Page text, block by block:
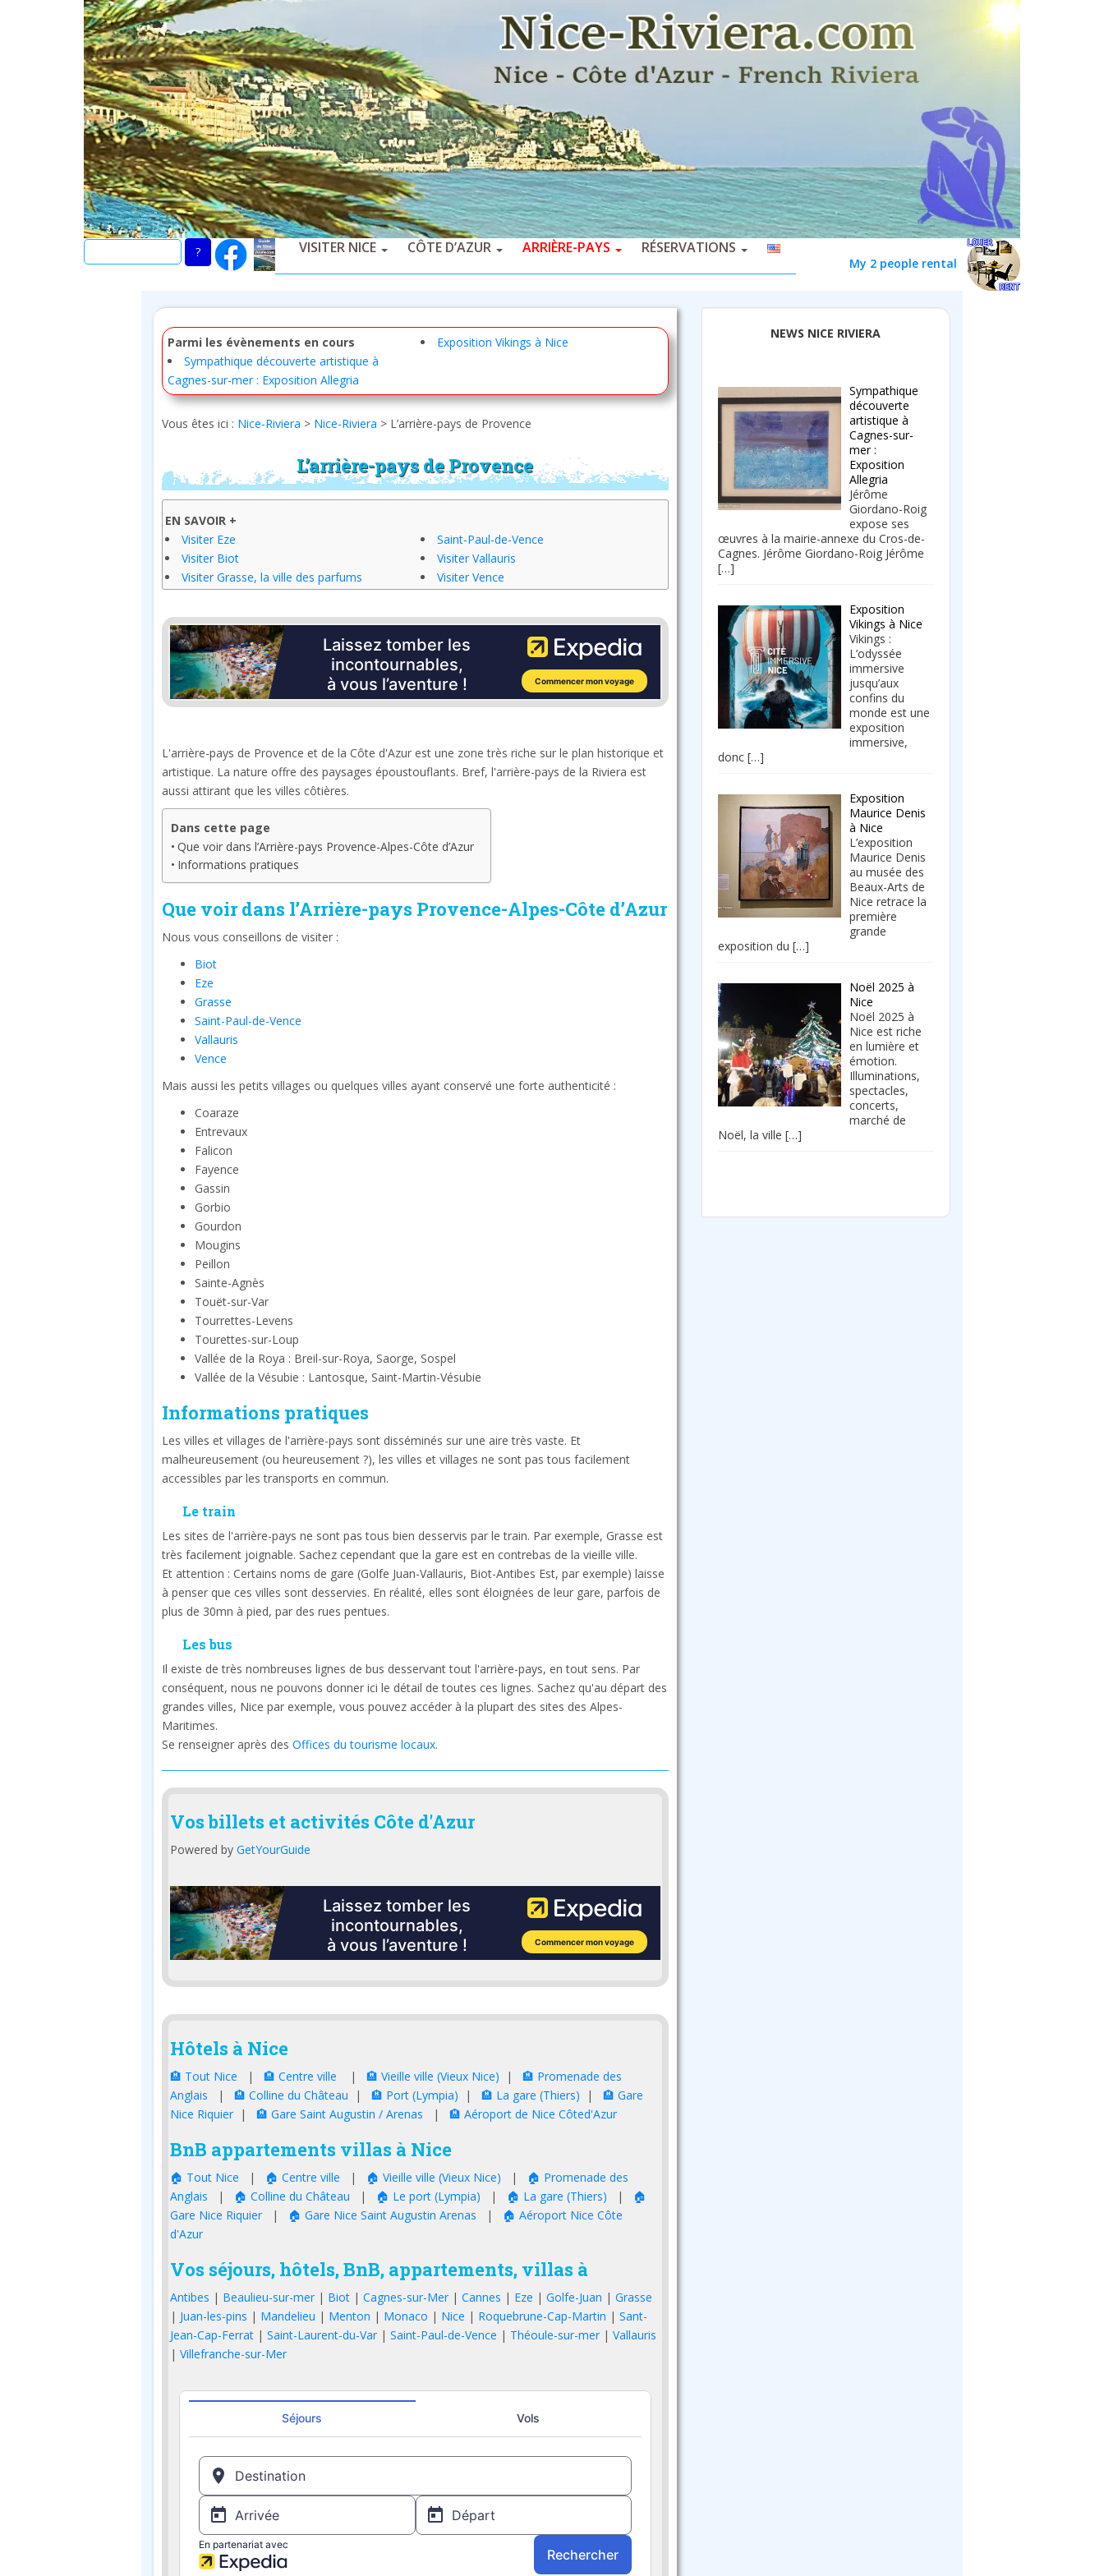
My 2 people rental
VISITER NICE CÔTE D’AZUR ARRIÈRE-PAYS RÉSERVATIONS
Parmi les évènements en cours
Sympathique découverte artistique à
Cagnes-sur-mer : Exposition Allegria
Exposition Vikings à Nice
Vous êtes ici : Nice-Riviera > Nice-Riviera > L’arrière-pays de Provence
L’arrière-pays de Provence
EN SAVOIR +
Visiter Eze
Visiter Biot
Visiter Grasse, la ville des parfums
Saint-Paul-de-Vence
Visiter Vallauris
Visiter Vence
L'arrière-pays de Provence et de la Côte d'Azur est une zone très riche sur le plan historique et
artistique. La nature offre des paysages époustouflants. Bref, l'arrière-pays de la Riviera est
aussi attirant que les villes côtières.
Dans cette page
Que voir dans l’Arrière-pays Provence-Alpes-Côte d’Azur
Informations pratiques
Que voir dans l’Arrière-pays Provence-Alpes-Côte d’Azur
Nous vous conseillons de visiter :
Biot
Eze
Grasse
Saint-Paul-de-Vence
Vallauris
Vence
Mais aussi les petits villages ou quelques villes ayant conservé une forte authenticité :
Coaraze
Entrevaux
Falicon
Fayence
Gassin
Gorbio
Gourdon
Mougins
Peillon
Sainte-Agnès
Touët-sur-Var
Tourrettes-Levens
Tourettes-sur-Loup
Vallée de la Roya : Breil-sur-Roya, Saorge, Sospel
Vallée de la Vésubie : Lantosque, Saint-Martin-Vésubie
Informations pratiques
Les villes et villages de l'arrière-pays sont disséminés sur une aire très vaste. Et
malheureusement (ou heureusement ?), les villes et villages ne sont pas tous facilement
accessibles par les transports en commun.
Le train
Les sites de l'arrière-pays ne sont pas tous bien desservis par le train. Par exemple, Grasse est
très facilement joignable. Sachez cependant que la gare est en contrebas de la vieille ville.
Et attention : Certains noms de gare (Golfe Juan-Vallauris, Biot-Antibes Est, par exemple) laisse
à penser que ces villes sont desservies. En réalité, elles sont éloignées de leur gare, parfois de
plus de 30mn à pied, par des rues pentues.
Les bus
Il existe de très nombreuses lignes de bus desservant tout l'arrière-pays, en tout sens. Par
conséquent, nous ne pouvons donner ici le détail de toutes ces lignes. Sachez qu'au départ des
grandes villes, Nice par exemple, vous pouvez accéder à la plupart des sites des Alpes-
Maritimes.
Se renseigner après des Offices du tourisme locaux.
Vos billets et activités Côte d'Azur
Powered by GetYourGuide
Hôtels à Nice
🏨 Tout Nice | 🏨 Centre ville | 🏨 Vieille ville (Vieux Nice) | 🏨 Promenade des
Anglais | 🏨 Colline du Château | 🏨 Port (Lympia) | 🏨 La gare (Thiers) | 🏨 Gare
Nice Riquier | 🏨 Gare Saint Augustin / Arenas | 🏨 Aéroport de Nice Côted'Azur
BnB appartements villas à Nice
🏠 Tout Nice | 🏠 Centre ville | 🏠 Vieille ville (Vieux Nice) |
🏠 Promenade des
Anglais | 🏠 Colline du Château | 🏠 Le port (Lympia) | 🏠 La gare (Thiers) |
🏠
Gare Nice Riquier | 🏠 Gare Nice Saint Augustin Arenas |
🏠 Aéroport Nice Côte
d'Azur
Vos séjours, hôtels, BnB, appartements, villas à
Antibes | Beaulieu-sur-mer | Biot | Cagnes-sur-Mer | Cannes | Eze | Golfe-Juan | Grasse
| Juan-les-pins | Mandelieu | Menton | Monaco | Nice | Roquebrune-Cap-Martin | Sant-
Jean-Cap-Ferrat | Saint-Laurent-du-Var | Saint-Paul-de-Vence | Théoule-sur-mer | Vallauris
| Villefranche-sur-Mer
NEWS NICE RIVIERA
Sympathique
découverte
artistique à
Cagnes-sur-
mer :
Exposition
Allegria
Jérôme
Giordano-Roig
expose ses
œuvres à la mairie-annexe du Cros-de-
Cagnes. Jérôme Giordano-Roig Jérôme
[…]
Exposition
Vikings à Nice
Vikings :
L’odyssée
immersive
jusqu’aux
confins du
monde est une
exposition
immersive,
donc […]
Exposition
Maurice Denis
à Nice
L’exposition
Maurice Denis
au musée des
Beaux-Arts de
Nice retrace la
première
grande
exposition du […]
Noël 2025 à
Nice
Noël 2025 à
Nice est riche
en lumière et
émotion.
Illuminations,
spectacles,
concerts,
marché de
Noël, la ville […]